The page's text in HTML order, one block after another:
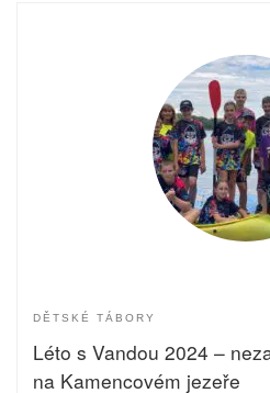
DĚTSKÉ TÁBORY
Léto s Vandou 2024 –
na Kamencovém jezeře